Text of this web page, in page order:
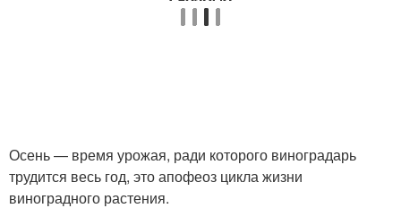
Осень — время урожая, ради которого виноградарь
трудится весь год, это апофеоз цикла жизни
виноградного растения.